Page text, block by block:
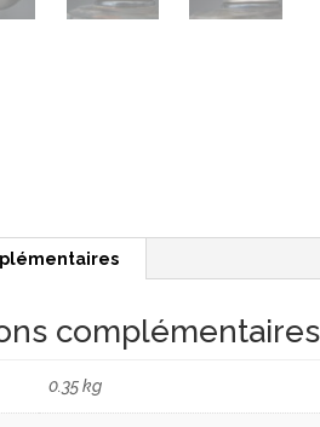
complémentaires
0.35 kg